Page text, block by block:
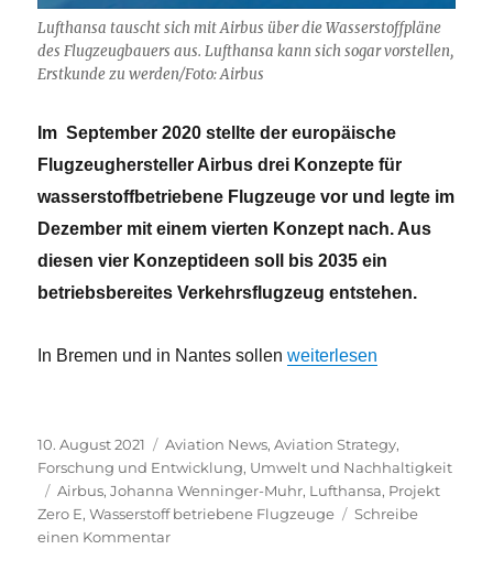
Lufthansa tauscht sich mit Airbus über die Wasserstoffpläne
des Flugzeugbauers aus. Lufthansa kann sich sogar vorstellen,
Erstkunde zu werden/Foto: Airbus
Im September 2020 stellte der europäische
Flugzeughersteller Airbus drei Konzepte für
wasserstoffbetriebene Flugzeuge vor und legte im
Dezember mit einem vierten Konzept nach. Aus
diesen vier Konzeptideen soll bis 2035 ein
betriebsbereites Verkehrsflugzeug entstehen.
In Bremen und in Nantes sollen„Die Wasserstoffpläne der
weiterlesen
Veröffentlicht
am
10. August 2021 Kategorien
Aviation News,Aviation Strategy,
Forschung und Entwicklung, Umwelt und Nachhaltigkeit
Schlagwörter
Airbus,Johanna Wenninger-Muhr, Lufthansa, Projekt
Zero E,Wasserstoff betriebene Flugzeuge
Schreibe
einen Kommentarzu